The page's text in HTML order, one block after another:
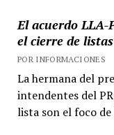
El acuerdo LLA-
el cierre de listas
POR INFORMACIONES
La hermana del
intendentes del
lista son el foco